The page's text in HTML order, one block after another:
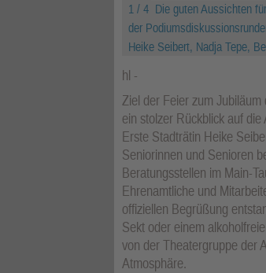
1 / 4 Die guten Aussichten
der
Heike Seibert, Nadja Tepe,
hl
Ziel der Feier zum
ein stolzer Rückblick auf
Erste Stadträtin Heike
Seniorinnen und Senioren
Beratungsstellen im Main-
Ehrenamtliche und
offiziellen Begrüßung
Sekt oder einem
von der Theatergruppe der
Atmosphäre.